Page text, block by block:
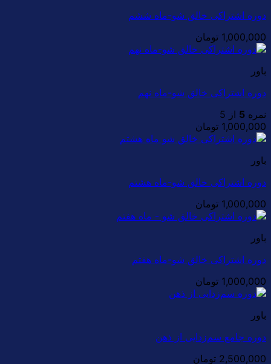
دوره اشتراکی خالق شو-ماه ششم
1,000,000 تومان
باور
دوره اشتراکی خالق شو-ماه نهم
نمره 5 از 5
1,000,000 تومان
باور
دوره اشتراکی خالق شو-ماه هشتم
1,000,000 تومان
باور
دوره اشتراکی خالق شو-ماه هفتم
1,000,000 تومان
باور
دوره جامع سم‌زدایی از ذهن
2,500,000 تومان